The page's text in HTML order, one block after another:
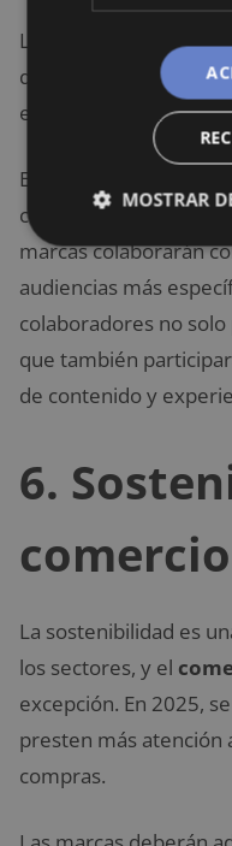
Los usuarios podrán
que salir de la
experiencia de
El
componente clave en
marcas colaborarán
audiencias más
colaboradores no
que también
de contenido y
6.
La sostenibilidad es
los sectores, y el
excepción. En 2025,
presten más atención
compras.
MOSTRAR